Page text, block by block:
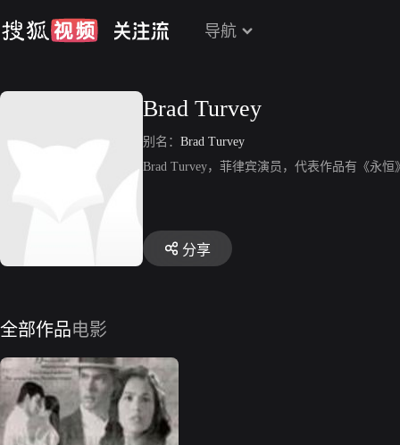
导航
Brad Turvey
别名： Brad Turvey
Brad Turvey，菲律宾演员，代表作品有《永恒
分享
全部作品电影